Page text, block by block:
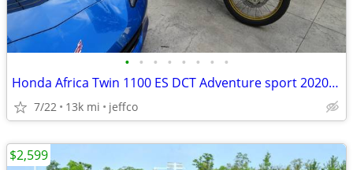
• • • • • • • •
Honda Africa Twin 1100 ES DCT Adventure sport 2020 model year
7/22 13k mi jeffco
$2,599